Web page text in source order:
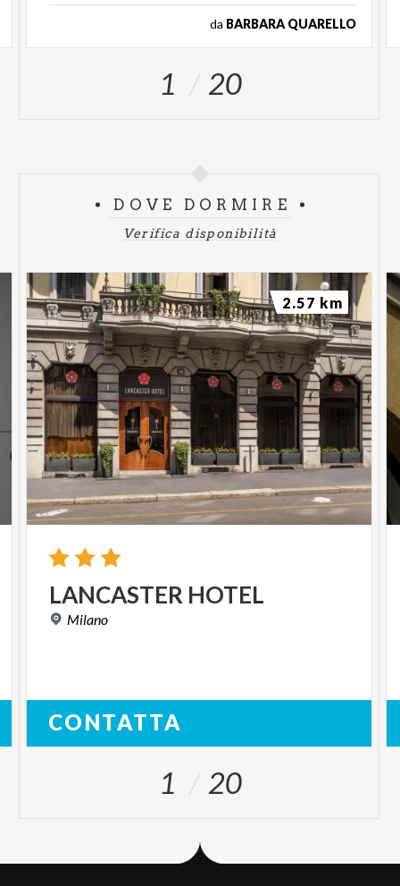
da BARBARA QUARELLO
1 20
DOVE DORMIRE
Verifica disponibilità
LANCASTER HOTEL
Milano
CONTATTA
2.57 km
1 20